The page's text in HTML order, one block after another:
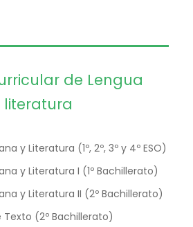
de Lengua
y Literatura (1º, 2º, 3º y 4º ESO)
y Literatura I (1º Bachillerato)
y Literatura II (2º Bachillerato)
(2º Bachillerato)